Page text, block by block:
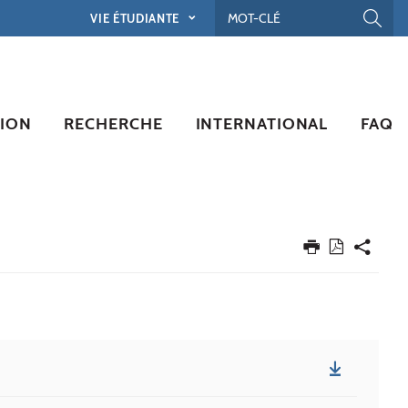
VIE ÉTUDIANTE
RECHERCHE INTERNATIONAL FAQ